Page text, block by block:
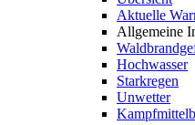
Aktuelle
Allgemeine
Hochwasser
Starkregen
Unwetter